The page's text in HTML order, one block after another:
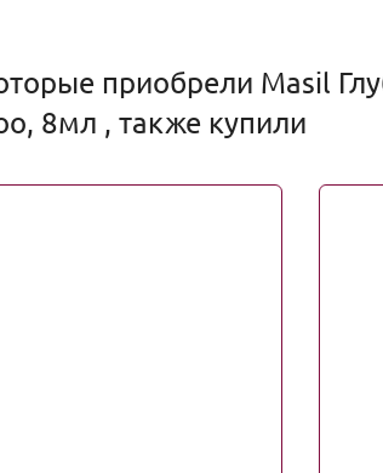
приобрели Masil
8мл , также купили